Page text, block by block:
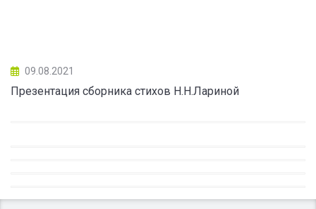
09.08.2021
Презентация сборника стихов Н.Н.Лариной